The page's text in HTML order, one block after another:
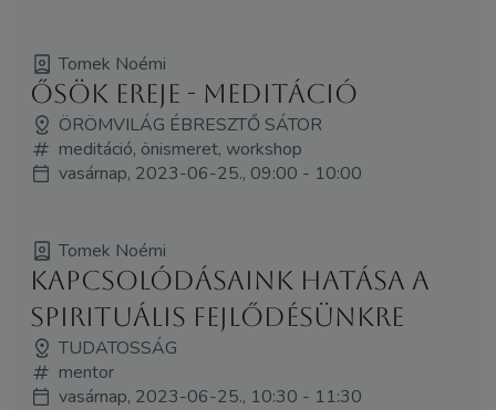
Tomek Noémi
Ősök ereje - meditáció
ÖRÖMVILÁG ÉBRESZTŐ SÁTOR
meditáció, önismeret, workshop
vasárnap, 2023-06-25., 09:00 - 10:00
Tomek Noémi
Kapcsolódásaink hatása a
spirituális fejlődésünkre
TUDATOSSÁG
mentor
vasárnap, 2023-06-25., 10:30 - 11:30